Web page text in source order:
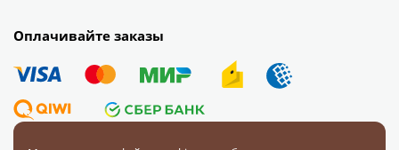
Оплачивайте заказы